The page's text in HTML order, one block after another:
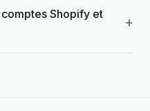
Shopify et
+